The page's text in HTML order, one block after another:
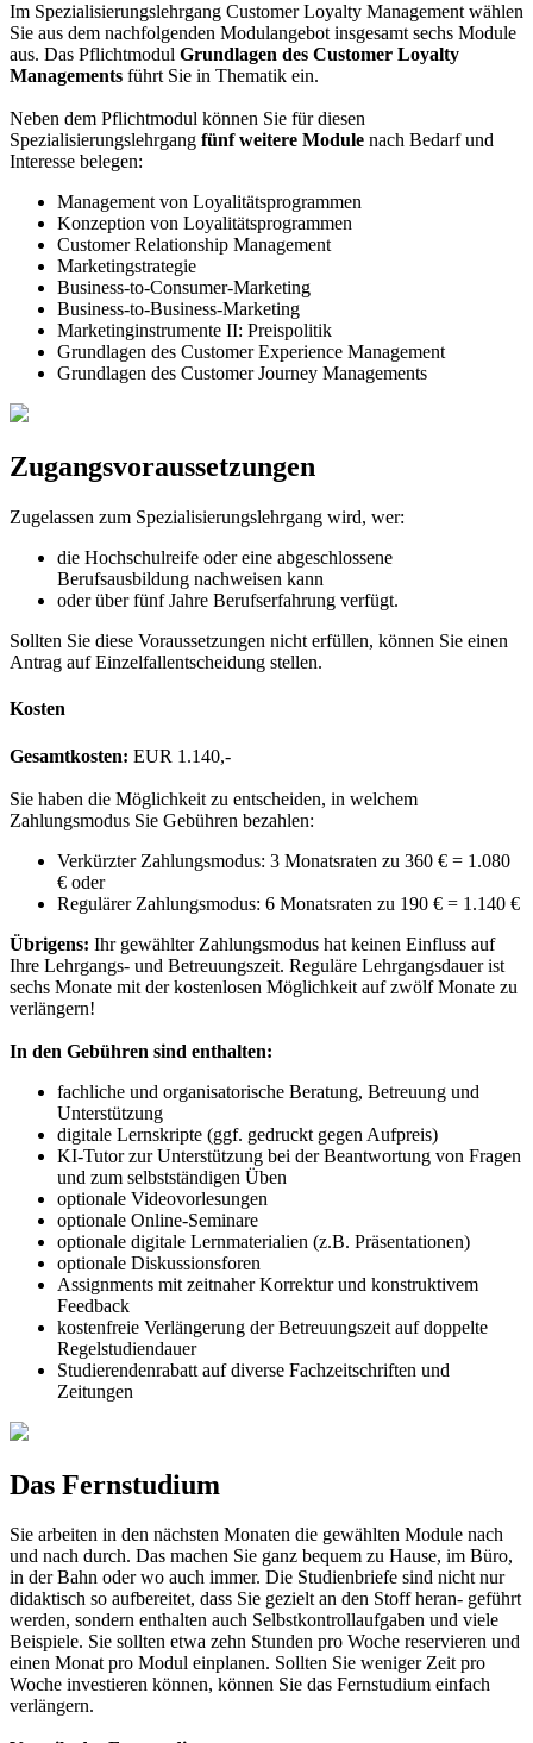
Im Spezialisierungslehrgang Customer Loyalty Management wählen
Sie aus dem nachfolgenden Modulangebot insgesamt sechs Module
aus. Das Pflichtmodul Grundlagen des Customer Loyalty
Managements führt Sie in Thematik ein.
Neben dem Pflichtmodul können Sie für diesen
Spezialisierungslehrgang fünf weitere Module nach Bedarf und
Interesse belegen:
Management von Loyalitätsprogrammen
Konzeption von Loyalitätsprogrammen
Customer Relationship Management
Marketingstrategie
Business-to-Consumer-Marketing
Business-to-Business-Marketing
Marketinginstrumente II: Preispolitik
Grundlagen des Customer Experience Management
Grundlagen des Customer Journey Managements
Zugangsvoraussetzungen
Zugelassen zum Spezialisierungslehrgang wird, wer:
die Hochschulreife oder eine abgeschlossene
Berufsausbildung nachweisen kann
oder über fünf Jahre Berufserfahrung verfügt.
Sollten Sie diese Voraussetzungen nicht erfüllen, können Sie einen
Antrag auf Einzelfallentscheidung stellen.
Kosten
Gesamtkosten: EUR 1.140,-
Sie haben die Möglichkeit zu entscheiden, in welchem
Zahlungsmodus Sie Gebühren bezahlen:
Verkürzter Zahlungsmodus: 3 Monatsraten zu 360 € = 1.080
€ oder
Regulärer Zahlungsmodus: 6 Monatsraten zu 190 € = 1.140 €
Übrigens: Ihr gewählter Zahlungsmodus hat keinen Einfluss auf
Ihre Lehrgangs- und Betreuungszeit. Reguläre Lehrgangsdauer ist
sechs Monate mit der kostenlosen Möglichkeit auf zwölf Monate zu
verlängern!
In den Gebühren sind enthalten:
fachliche und organisatorische Beratung, Betreuung und
Unterstützung
digitale Lernskripte (ggf. gedruckt gegen Aufpreis)
KI-Tutor zur Unterstützung bei der Beantwortung von Fragen
und zum selbstständigen Üben
optionale Videovorlesungen
optionale Online-Seminare
optionale digitale Lernmaterialien (z.B. Präsentationen)
optionale Diskussionsforen
Assignments mit zeitnaher Korrektur und konstruktivem
Feedback
kostenfreie Verlängerung der Betreuungszeit auf doppelte
Regelstudiendauer
Studierendenrabatt auf diverse Fachzeitschriften und
Zeitungen
Das Fernstudium
Sie arbeiten in den nächsten Monaten die gewählten Module nach
und nach durch. Das machen Sie ganz bequem zu Hause, im Büro,
in der Bahn oder wo auch immer. Die Studienbriefe sind nicht nur
didaktisch so aufbereitet, dass Sie gezielt an den Stoff heran- geführt
werden, sondern enthalten auch Selbstkontrollaufgaben und viele
Beispiele. Sie sollten etwa zehn Stunden pro Woche reservieren und
einen Monat pro Modul einplanen. Sollten Sie weniger Zeit pro
Woche investieren können, können Sie das Fernstudium einfach
verlängern.